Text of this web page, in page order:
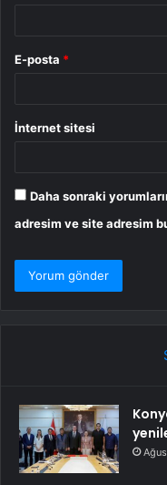
E-posta *
İnternet sitesi
Daha sonraki
adresim ve site adresim